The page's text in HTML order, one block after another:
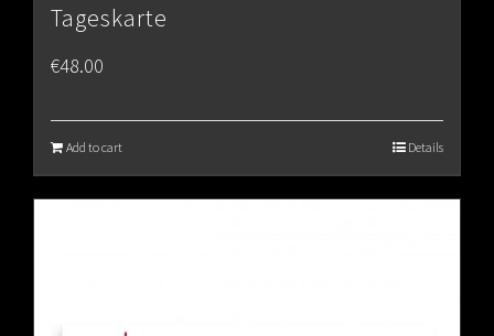
Tageskarte
€48.00
Add to cart Details